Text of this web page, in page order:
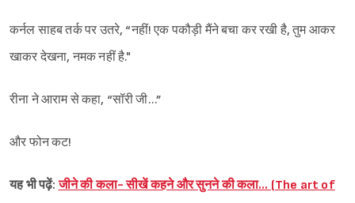
कर्नल साहब तर्क पर उतरे, “नहीं! एक पकौड़ी मैंने बचा कर रखी है, तुम आकर
खाकर देखना, नमक नहीं है."
रीना ने आराम से कहा, “सॉरी जी…”
और फोन कट!
यह भी पढ़ें:जीने की कला- सीखें कहने और सुनने की कला… (The art of